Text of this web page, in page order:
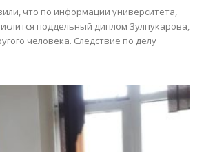
что по информации университета,
поддельный диплом Зулпукарова,
человека. Следствие по делу